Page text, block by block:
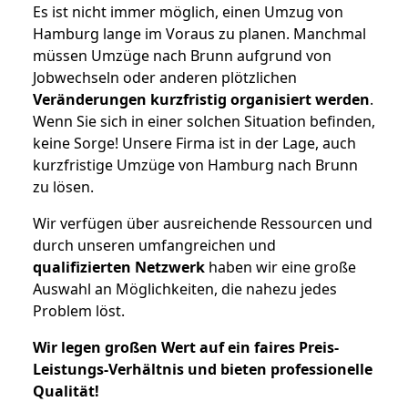
Es ist nicht immer möglich, einen Umzug von
Hamburg lange im Voraus zu planen. Manchmal
müssen Umzüge nach Brunn aufgrund von
Jobwechseln oder anderen plötzlichen
Veränderungen kurzfristig organisiert werden.
Wenn Sie sich in einer solchen Situation befinden,
keine Sorge! Unsere Firma ist in der Lage, auch
kurzfristige Umzüge von Hamburg nach Brunn
zu lösen.
Wir verfügen über ausreichende Ressourcen und
durch unseren umfangreichen und
qualifizierten Netzwerk haben wir eine große
Auswahl an Möglichkeiten, die nahezu jedes
Problem löst.
Wir legen großen Wert auf ein faires Preis-
Leistungs-Verhältnis und bieten professionelle
Qualität!